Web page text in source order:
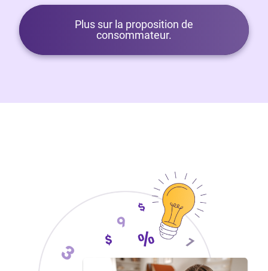
Plus sur la proposition de
consommateur.